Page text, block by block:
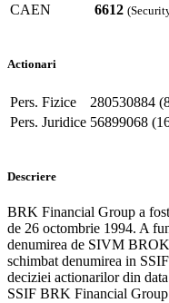
CAEN
6612
Actionari
Pers. Fizice
280530884
Pers. Juridice 56899068
Descriere
BRK Financial Group a
de 26 octombrie 1994. A
denumirea de SIVM
schimbat denumirea in
deciziei actionarilor din
SSIF BRK Financial